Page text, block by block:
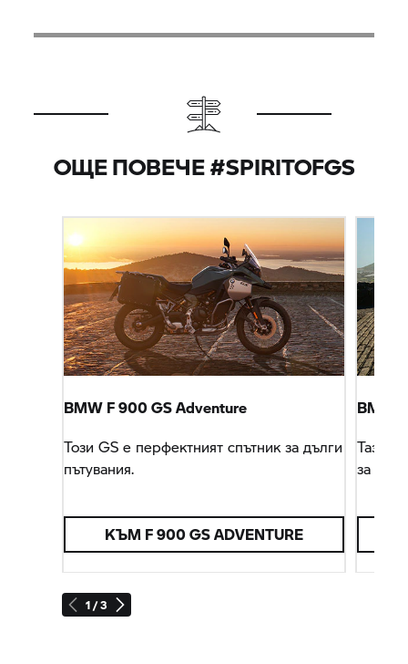
ОЩЕ ПОВЕЧЕ #SPIRITOFGS
1 / 3
BMW F 900 GS Adventure
Този GS е перфектният спътник за дълги
пътувания.
КЪМ F 900 GS ADVENTURE
BMW
Тази
за